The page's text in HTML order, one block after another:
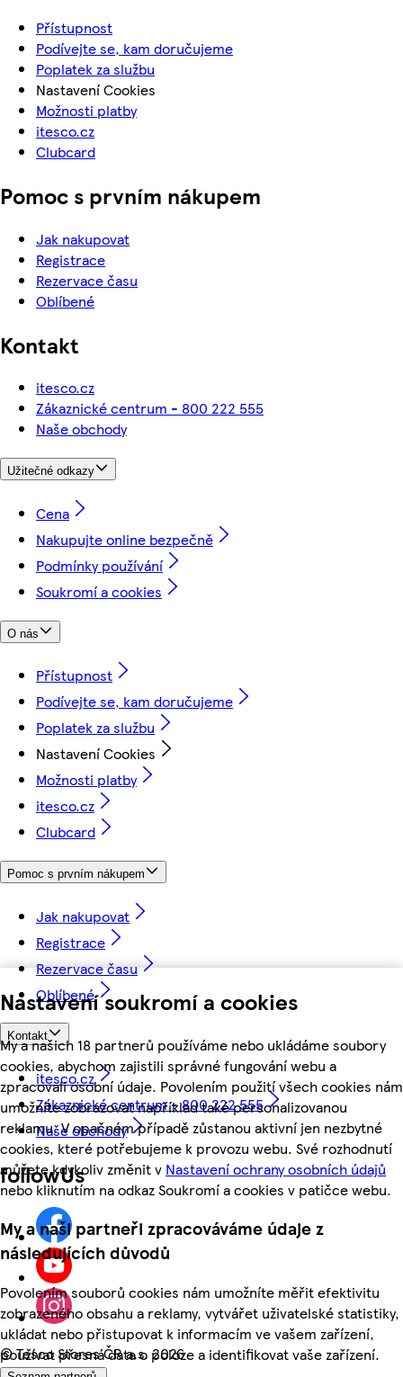
Nastavení soukromí a cookies
My a našich 18 partnerů používáme nebo ukládáme soubory
cookies, abychom zajistili správné fungování webu a
zpracovali osobní údaje. Povolením použití všech cookies nám
umožníte zobrazovat například také personalizovanou
reklamu. V opačném případě zůstanou aktivní jen nezbytné
cookies, které potřebujeme k provozu webu. Své rozhodnutí
můžete kdykoliv změnit v Nastavení ochrany osobních údajů
nebo kliknutím na odkaz Soukromí a cookies v patičce webu.
My a naši partneři zpracováváme údaje z
následujících důvodů
Povolením souborů cookies nám umožníte měřit efektivitu
zobrazeného obsahu a reklamy, vytvářet uživatelské statistiky,
ukládat nebo přistupovat k informacím ve vašem zařízení,
používat přesná data o poloze a identifikovat vaše zařízení.
Přístupnost
Podívejte se, kam doručujeme
Poplatek za službu
Nastavení Cookies
Možnosti platby
itesco.cz
Clubcard
Pomoc s prvním nákupem
Jak nakupovat
Registrace
Rezervace času
Oblíbené
Kontakt
itesco.cz
Zákaznické centrum - 800 222 555
Naše obchody
Užitečné odkazy
Cena
Nakupujte online bezpečně
Podmínky používání
Soukromí a cookies
O nás
Přístupnost
Podívejte se, kam doručujeme
Poplatek za službu
Nastavení Cookies
Možnosti platby
itesco.cz
Clubcard
Pomoc s prvním nákupem
Jak nakupovat
Registrace
Rezervace času
Oblíbené
Kontakt
itesco.cz
Zákaznické centrum - 800 222 555
Naše obchody
followUs
©Tesco Stores ČR a.s. 2026